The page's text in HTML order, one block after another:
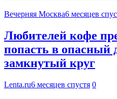
Вечерняя Москва6 месяцев
Любителей кофе
попасть в опасный
замкнутый круг
Lenta.ru6 месяцев спустя 0